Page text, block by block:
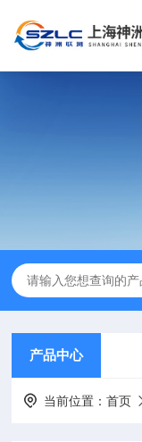
产品中心
当前位置：首页